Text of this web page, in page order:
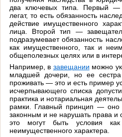
два ключевых типа. Первый —
легат, то есть обязанность
действие имущественного
лица. Второй тип —
подразумевает обязанность
как имущественного, так и
общеполезных целях или в
Например, в завещании можно
младшей дочери, но ее
проживать — это и есть пример
исчерпывающего списка
практика и нотариальная
рамки. Главный принцип — оно
законным и не нарушать права и
это могут быть условия
неимущественного характера.